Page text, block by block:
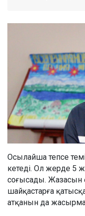
Осылайша тепсе
кетеді. Ол жерде 5
соғысады. Жазасын
шайқастарға
атқанын да